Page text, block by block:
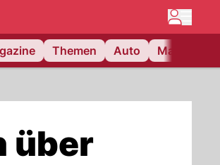
Themen Auto Matchcenter
über